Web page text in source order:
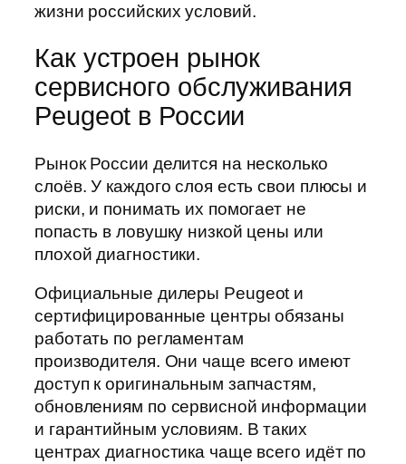
жизни российских условий.
Как устроен рынок
сервисного обслуживания
Peugeot в России
Рынок России делится на несколько
слоёв. У каждого слоя есть свои плюсы и
риски, и понимать их помогает не
попасть в ловушку низкой цены или
плохой диагностики.
Официальные дилеры Peugeot и
сертифицированные центры обязаны
работать по регламентам
производителя. Они чаще всего имеют
доступ к оригинальным запчастям,
обновлениям по сервисной информации
и гарантийным условиям. В таких
центрах диагностика чаще всего идёт по